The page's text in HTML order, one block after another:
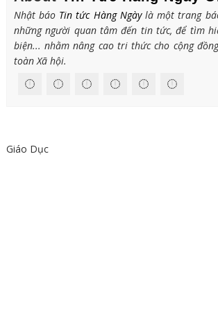
Nhật báo Tin tức Hàng Ngàylà một trang
những người quan tâm đến tin tức, để tìm
biện... nhằm nâng cao tri thức cho cộng
toàn Xã hội.
Giáo Dục